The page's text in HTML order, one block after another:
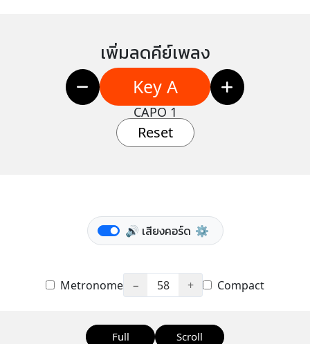
เพิ่มลดคีย์เพลง
Key A
CAPO 1
Reset
🔊 เสียงคอร์ด ⚙️
Metronome − 58 + Compact
Full Scroll